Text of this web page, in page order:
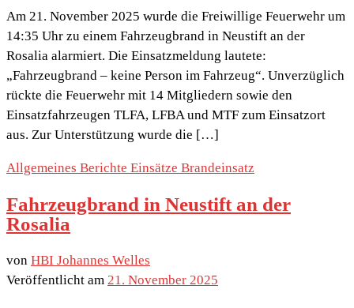
Am 21. November 2025 wurde die Freiwillige Feuerwehr um
14:35 Uhr zu einem Fahrzeugbrand in Neustift an der
Rosalia alarmiert. Die Einsatzmeldung lautete:
„Fahrzeugbrand – keine Person im Fahrzeug“. Unverzüglich
rückte die Feuerwehr mit 14 Mitgliedern sowie den
Einsatzfahrzeugen TLFA, LFBA und MTF zum Einsatzort
aus. Zur Unterstützung wurde die […]
Allgemeines Berichte Einsätze Brandeinsatz
Fahrzeugbrand in Neustift an der
Rosalia
von HBI Johannes Welles
Veröffentlicht am 21. November 2025